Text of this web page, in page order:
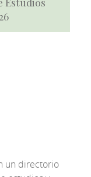
un directorio